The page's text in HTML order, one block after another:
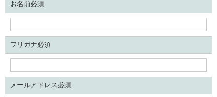
お名前必須
フリガナ必須
メールアドレス必須